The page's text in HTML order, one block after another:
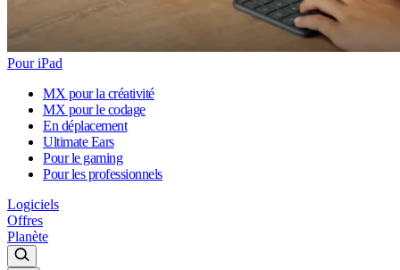
Pour iPad
MX pour la créativité
MX pour le codage
En déplacement
Ultimate Ears
Pour le gaming
Pour les professionnels
Logiciels
Offres
Planète